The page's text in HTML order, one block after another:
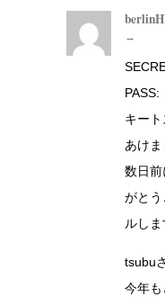
→
PASS:
キー
あけま
数日前
がと
ルしま
tsubu
今年も